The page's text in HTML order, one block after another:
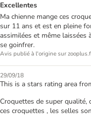
Excellentes
Ma chienne mange ces
sur 11 ans et est en pleine
assimilées et même laissées
se goinfrer.
Avis publié à l'origine sur
29/09/18
This is a stars rating area
Croquettes de super qualité,
ces croquettes , les selles